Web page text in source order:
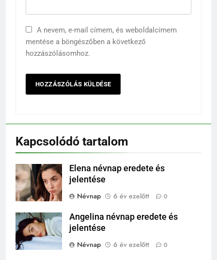
A nevem, e-mail címem, és weboldalcímem
mentése a böngészőben a következő
hozzászólásomhoz.
Kapcsolódó tartalom
Elena névnap eredete és
jelentése
Névnap
6 év ezelőtt 0
Angelina névnap eredete és
jelentése
Névnap
6 év ezelőtt 0